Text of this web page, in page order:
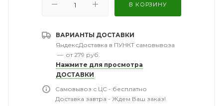
В КОРЗИНУ
ВАРИАНТЫ ДОСТАВКИ
ЯндексДоставка в ПУНКТ самовывоза
— от 279 руб.
Нажмите для просмотра
ДОСТАВКИ
Самовывоз с ЦС - бесплатно
Доставка завтра - Ждем Ваш заказ!